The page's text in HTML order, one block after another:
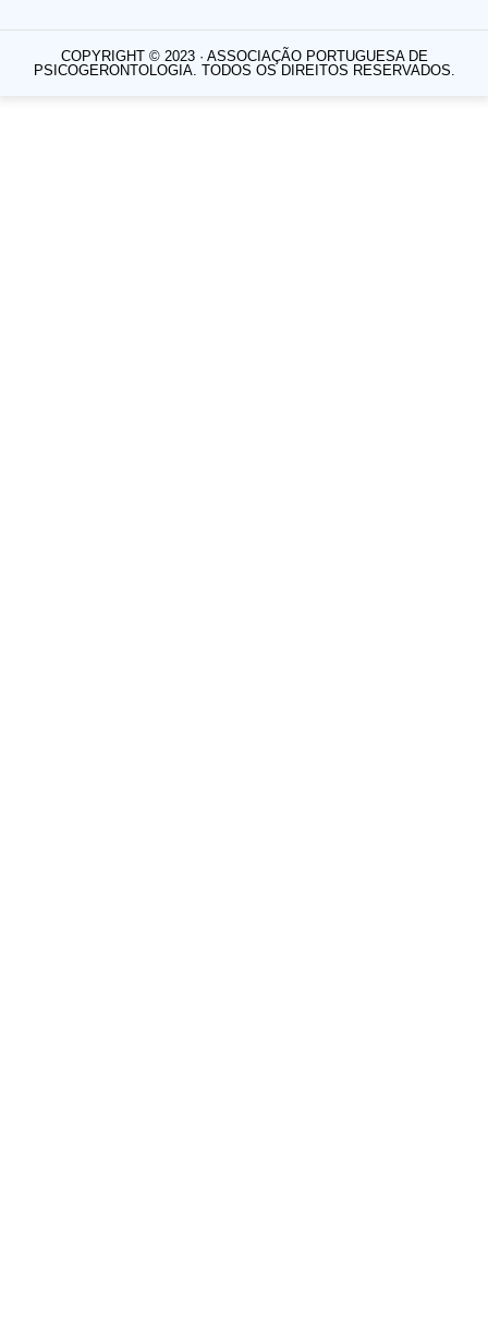
COPYRIGHT © 2023 · ASSOCIAÇÃO PORTUGUESA DE
PSICOGERONTOLOGIA. TODOS OS DIREITOS RESERVADOS.